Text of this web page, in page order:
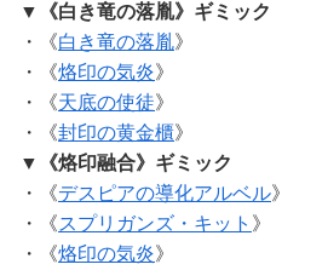
▼《白き竜の落胤》ギミック
・《白き竜の落胤》
・《烙印の気炎》
・《天底の使徒》
・《封印の黄金櫃》
▼《烙印融合》ギミック
・《デスピアの導化アルベル》
・《スプリガンズ・キット 》
・《烙印の気炎》